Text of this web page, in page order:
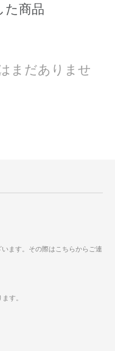
た商品
まだありませ
ます。その際はこちらからご連
す。